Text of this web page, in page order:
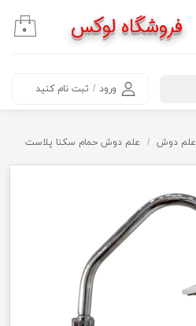
ورود / ثبت نام کنید
۰ فروشگاه لوکس
علم دوش علم دوش حمام سکنا پلاست